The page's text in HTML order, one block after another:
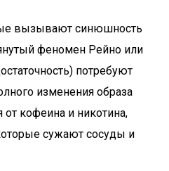
вызывают синюшность
феномен Рейно или
потребуют
изменения образа
от кофеина и никотина,
сужают сосуды и